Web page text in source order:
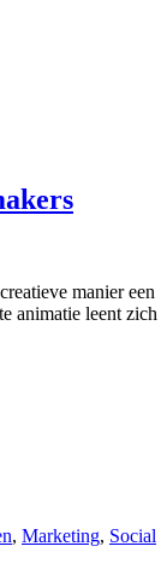
manier een
animatie leent zich
, Marketing, Social